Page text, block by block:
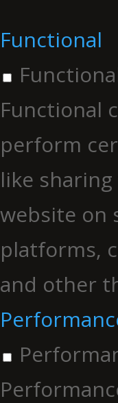
Functional
Functional
perform
like
website on
platforms,
and other